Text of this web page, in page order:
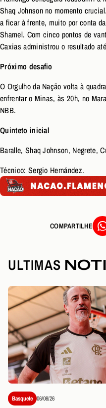
Shaq Johnson no momento
a ficar à frente, muito por conta
Shamel. Com cinco pontos de
Caxias administrou o resultado
Próximo desafio
O Orgulho da Nação volta à
enfrentar o Minas, às 20h, no
NBB.
Quinteto inicial
Baralle, Shaq Johnson, Negrete,
Técnico: Sergio Hernández.
COMPARTILHE
ULTIMAS
Basquete 06/08/26